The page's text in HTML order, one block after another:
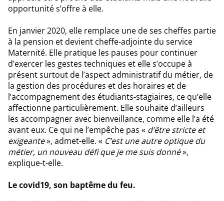
opportunité s’offre à elle.
En janvier 2020, elle remplace une de ses cheffes partie
à la pension et devient cheffe-adjointe du service
Maternité. Elle pratique les pauses pour continuer
d’exercer les gestes techniques et elle s’occupe à
présent surtout de l’aspect administratif du métier, de
la gestion des procédures et des horaires et de
l’accompagnement des étudiants-stagiaires, ce qu’elle
affectionne particulièrement. Elle souhaite d’ailleurs
les accompagner avec bienveillance, comme elle l’a été
avant eux. Ce qui ne l’empêche pas « d’être stricte et
exigeante», admet-elle. « C’est une autre optique du
métier, un nouveau défi que je me suis donné»,
explique-t-elle.
Le covid19, son baptême du feu.